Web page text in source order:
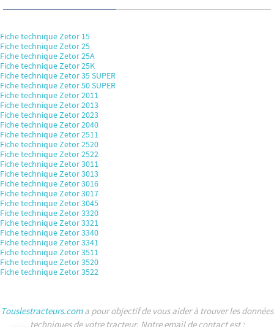
Fiche technique Zetor 15
Fiche technique Zetor 25
Fiche technique Zetor 25A
Fiche technique Zetor 25K
Fiche technique Zetor 35 SUPER
Fiche technique Zetor 50 SUPER
Fiche technique Zetor 2011
Fiche technique Zetor 2013
Fiche technique Zetor 2023
Fiche technique Zetor 2040
Fiche technique Zetor 2511
Fiche technique Zetor 2520
Fiche technique Zetor 2522
Fiche technique Zetor 3011
Fiche technique Zetor 3013
Fiche technique Zetor 3016
Fiche technique Zetor 3017
Fiche technique Zetor 3045
Fiche technique Zetor 3320
Fiche technique Zetor 3321
Fiche technique Zetor 3340
Fiche technique Zetor 3341
Fiche technique Zetor 3511
Fiche technique Zetor 3520
Fiche technique Zetor 3522
Touslestracteurs.coma pour objectif de vous aider à trouver les données
techniques de votre tracteur. Notre email de contact est :